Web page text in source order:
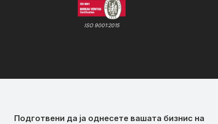
ISO 9001:2015
Подготвени да ја однесете вашата бизнис на